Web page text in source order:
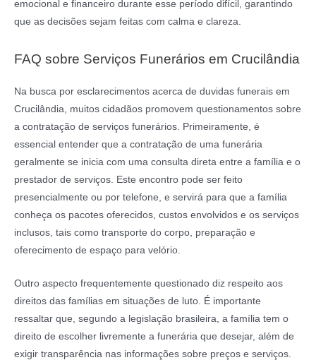
emocional e financeiro durante esse período difícil, garantindo
que as decisões sejam feitas com calma e clareza.
FAQ sobre Serviços Funerários em Crucilândia
Na busca por esclarecimentos acerca de duvidas funerais em
Crucilândia, muitos cidadãos promovem questionamentos sobre
a contratação de serviços funerários. Primeiramente, é
essencial entender que a contratação de uma funerária
geralmente se inicia com uma consulta direta entre a família e o
prestador de serviços. Este encontro pode ser feito
presencialmente ou por telefone, e servirá para que a família
conheça os pacotes oferecidos, custos envolvidos e os serviços
inclusos, tais como transporte do corpo, preparação e
oferecimento de espaço para velório.
Outro aspecto frequentemente questionado diz respeito aos
direitos das famílias em situações de luto. É importante
ressaltar que, segundo a legislação brasileira, a família tem o
direito de escolher livremente a funerária que desejar, além de
exigir transparência nas informações sobre preços e serviços.